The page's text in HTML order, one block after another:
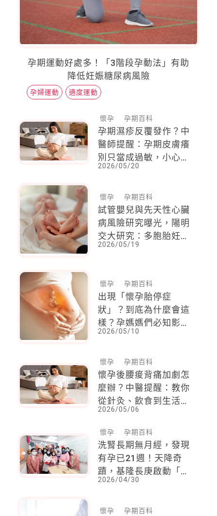
孕期運動好處多！「3階段孕動法」有助
降低妊娠糖尿病風險
孕婦運動 適度運動
懷孕 孕期百科
孕期濕疹反覆發作？中
醫師提醒：孕期皮膚癢
別只當成過敏，小心體
內濕熱失衡累積
2026/05/20
懷孕 孕期百科
試管嬰兒與先天性心臟
病風險研究曝光，陽明
交大研究：多胞胎妊娠
是關鍵因素
2026/05/19
懷孕 孕期百科
出現「懷孕胎停症
狀」？到底為什麼會這
樣？孕媽媽們必知影響
母胎的6個風險因子
2026/05/10
懷孕 孕期百科
懷孕後腰痠背痛加劇怎
麼辦？中醫提醒：教你
從針灸、飲食到生活習
慣改善
2026/05/06
懷孕 孕期百科
洗腎長期無月經，發現
有孕已21週！天降奇
蹟，基隆長庚啟動「跨
科護胎」大作戰，順利
2026/04/30
懷孕 孕期百科